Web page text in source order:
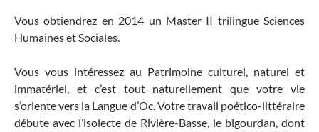
Vous obtiendrez en 2014 un Master II trilingue Sciences
Humaines et Sociales.
Vous vous intéressez au Patrimoine culturel, naturel et
immatériel, et c’est tout naturellement que votre vie
s’oriente vers la Langue d’Oc. Votre travail poético-littéraire
débute avec l’isolecte de Rivière-Basse, le bigourdan, dont